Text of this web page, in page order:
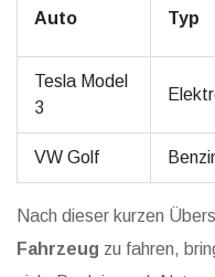
Auto Typ
Tesla Model
3
VW Golf
Nach dieser kurzen
Fahrzeug zu fahren,